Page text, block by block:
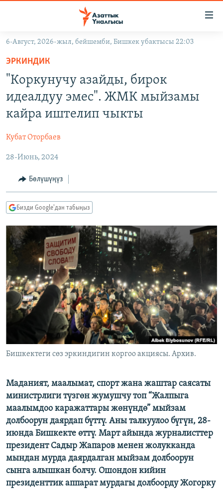
Навигацияга
өтүңүз
Издөөгө
салыңыз
КЫРГЫЗСТАН
КЫРГЫЗСТАН
САЯСАТ
МАДАНИЯТ
ДҮЙНӨ
ДҮЙНӨ
УКРАИНА
ТВ ПРОГРАММАЛАР
БҮГҮН АЗАТТЫКТА
ЭКСПЕРТТЕР ТАЛДАЙТ
ДАНИСТЕ
ЭЖЕ-СИҢДИЛЕР
АЗАТТЫК+
ЫҢГАЙСЫЗ СУРООЛОР
ПОДКАСТ
ӨЗГӨЧӨ ПИКИР
Русский
ОНЛАЙН ШЕРИНЕ
ЭЕ/АРнун бардык сайттары
6-Август, 2026-жыл, бейшемби, Бишкек убактысы 22:03
ЭРКИНДИК
"Коркунучу азайды, бирок
идеалдуу эмес". ЖМК мыйзамы
кайра иштелип чыкты
Кубат Оторбаев
28-Июнь, 2024
Бөлүшүңүз
Бизди Google'дан табыңыз
Бишкектеги сөз эркиндигин коргоо акциясы. Архив.
Маданият, маалымат, спорт жана жаштар саясаты
министрлиги түзгөн жумушчу топ “Жалпыга
маалымдоо каражаттары жөнүндө” мыйзам
долбоорун даярдап бүттү. Аны талкуулоо бүгүн, 28-
июнда Бишкекте өттү. Март айында журналисттер
президент Садыр Жапаров менен жолукканда
мындан мурда даярдалган мыйзам долбоорун
сынга алышкан болчу. Ошондон кийин
президенттик аппарат мурдагы долбоорду Жогорку